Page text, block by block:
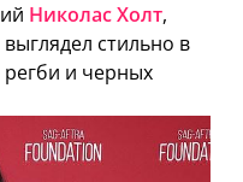
Николас Холт,
стильно в
и черных